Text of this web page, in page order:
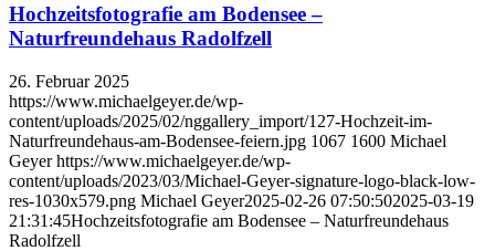
Hochzeitsfotografie am Bodensee –
Naturfreundehaus Radolfzell
26. Februar 2025
https://www.michaelgeyer.de/wp-
content/uploads/2025/02/nggallery_import/127-Hochzeit-im-
Naturfreundehaus-am-Bodensee-feiern.jpg 1067 1600 Michael
Geyer https://www.michaelgeyer.de/wp-
content/uploads/2023/03/Michael-Geyer-signature-logo-black-low-
res-1030x579.png Michael Geyer2025-02-26 07:50:502025-03-19
21:31:45Hochzeitsfotografie am Bodensee – Naturfreundehaus
Radolfzell